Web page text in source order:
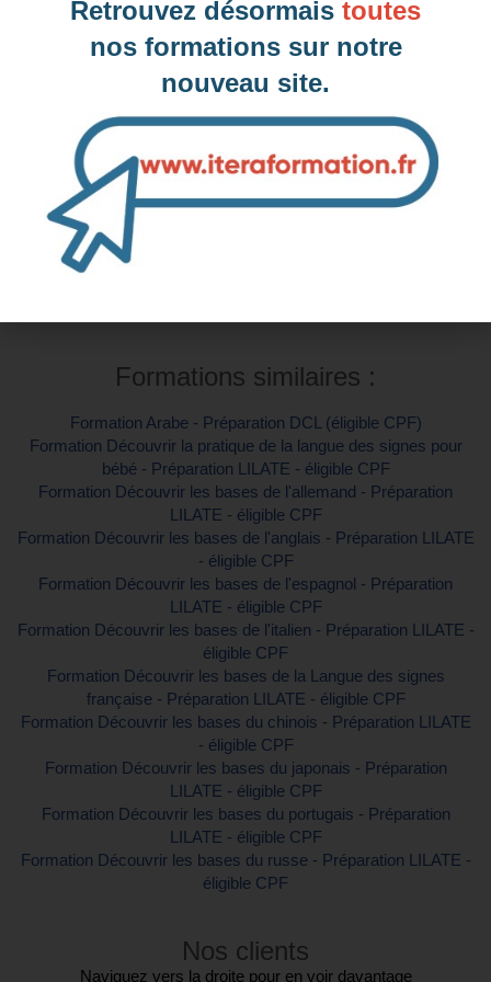
Inter-entreprise
Contactez-nous pour demander votre inscription
Intra-entreprise et sur mesure
Formations similaires :
Formation Arabe - Préparation DCL (éligible CPF)
Formation Découvrir la pratique de la langue des signes pour
bébé - Préparation LILATE - éligible CPF
Formation Découvrir les bases de l'allemand - Préparation
LILATE - éligible CPF
Formation Découvrir les bases de l'anglais - Préparation LILATE
- éligible CPF
Formation Découvrir les bases de l'espagnol - Préparation
LILATE - éligible CPF
Formation Découvrir les bases de l'italien - Préparation LILATE -
éligible CPF
Formation Découvrir les bases de la Langue des signes
française - Préparation LILATE - éligible CPF
Formation Découvrir les bases du chinois - Préparation LILATE
- éligible CPF
Formation Découvrir les bases du japonais - Préparation
LILATE - éligible CPF
Formation Découvrir les bases du portugais - Préparation
LILATE - éligible CPF
Formation Découvrir les bases du russe - Préparation LILATE -
éligible CPF
Nos clients
Naviguez vers la droite pour en voir davantage
Retrouvez désormais toutes
nos formations sur notre
nouveau site.